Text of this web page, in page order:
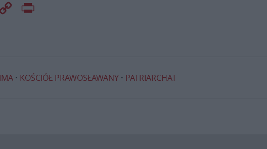
Copy
KOŚCIÓŁ PRAWOSŁAWANY PATRIARCHAT